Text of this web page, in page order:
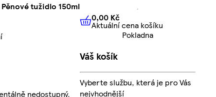
tužidlo 150ml
nedostupný.
0,00 KčAktuální cena košíku
0,00 Kč
Aktuální cena košíku
Pokladna
Váš košík
Vyberte službu, která je pro Vás
nejvhodnější